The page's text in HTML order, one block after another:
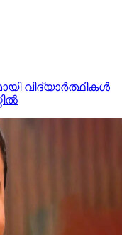
വിദ്യാര്‍ത്ഥികള്‍